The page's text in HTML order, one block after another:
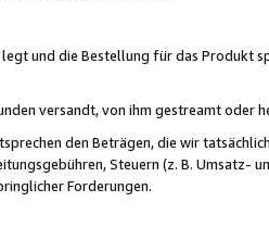
und die Bestellung für das Produkt
versandt, von ihm gestreamt oder
den Beträgen, die wir
Steuern (z. B. Umsatz-
Forderungen.